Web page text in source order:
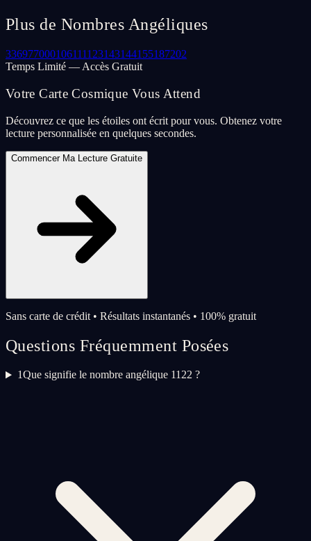
Plus de Nombres Angéliques
336977000106111123143144155187202
Temps Limité — Accès Gratuit
Votre Carte Cosmique Vous Attend
Découvrez ce que les étoiles ont écrit pour vous. Obtenez votre
lecture personnalisée en quelques secondes.
Commencer Ma Lecture Gratuite
Sans carte de crédit • Résultats instantanés • 100% gratuit
Questions Fréquemment Posées
1Que signifie le nombre angélique 1122 ?